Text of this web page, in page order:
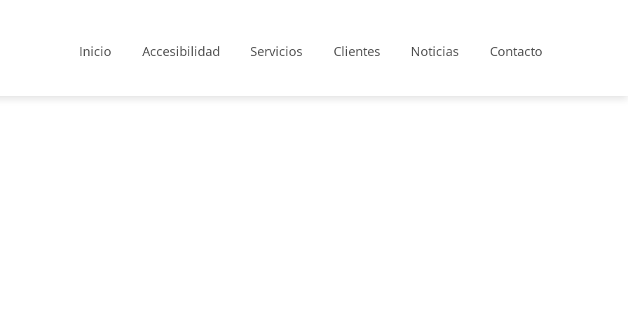
Inicio Accesibilidad Servicios Clientes Noticias Contacto